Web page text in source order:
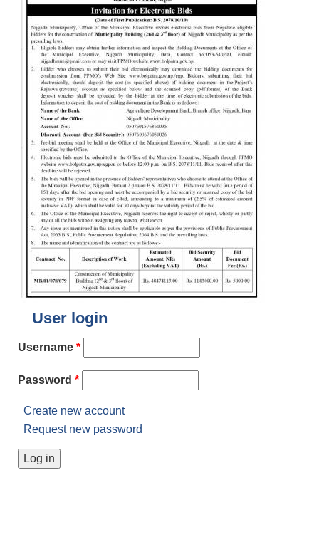
User login
Username *
Password *
Create new account
Request new password